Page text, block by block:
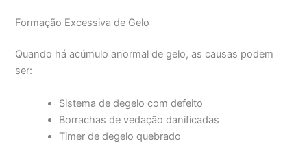
Formação Excessiva de Gelo
Quando há acúmulo anormal de gelo, as causas podem
ser:
Sistema de degelo com defeito
Borrachas de vedação danificadas
Timer de degelo quebrado